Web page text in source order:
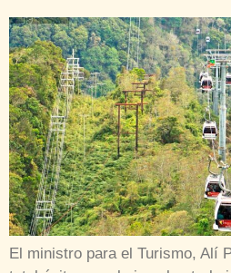
El ministro para el Turismo, Alí